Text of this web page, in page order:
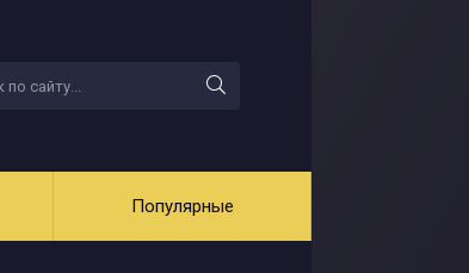
Популярные